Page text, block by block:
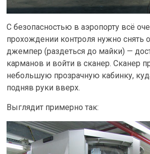
С безопасностью в аэропорту всё
прохождении контроля нужно снять
джемпер (раздеться до майки) —
карманов и войти в сканер. Сканер
небольшую прозрачную кабинку,
подняв руки вверх.
Выглядит примерно так: